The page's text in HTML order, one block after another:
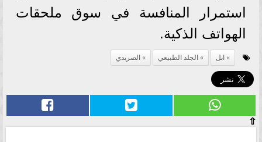
استمرار المنافسة في سوق ملحقات
الهواتف الذكية.
ابل الجلد الطبيعي الصريدي
⇧